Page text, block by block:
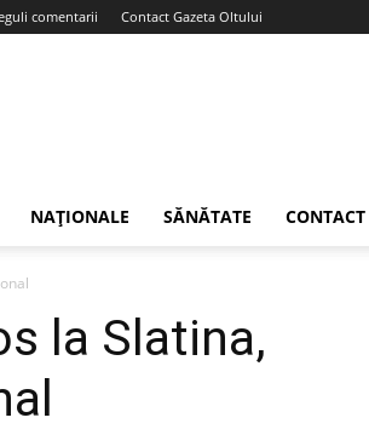
comentarii Contact Gazeta Oltului
NAȚIONALE SĂNĂTATE CONTACT
la Slatina,